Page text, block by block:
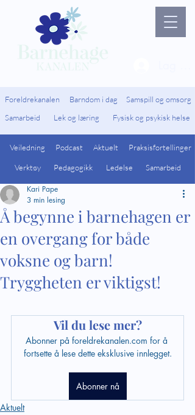
Foreldrekanalen Barndom i dag
Samspill og omsorg
Samarbeid
Lek og læring Fysisk og psykisk helse
Veiledning
Verktøy
Podcast
Pedagogikk
Aktuelt Praksisfortellinger
Ledelse Samarbeid
Å begynne i barnehagen er
en overgang for både
voksne og barn!
Tryggheten er viktigst!
Kari Pape
3 min lesing
Vil du lese mer?
Abonner på foreldrekanalen.com for å
fortsette å lese dette eksklusive innlegget.
Abonner nå
Aktuelt